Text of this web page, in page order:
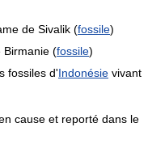
de Sivalik (fossile)
Birmanie (fossile)
fossiles d'Indonésie vivant
cause et reporté dans le